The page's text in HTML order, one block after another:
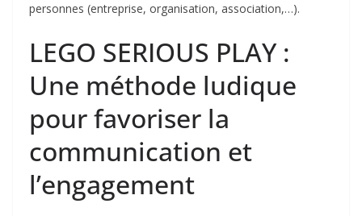
personnes (entreprise, organisation, association,…).
LEGO SERIOUS PLAY :
Une méthode ludique
pour favoriser la
communication et
l’engagement